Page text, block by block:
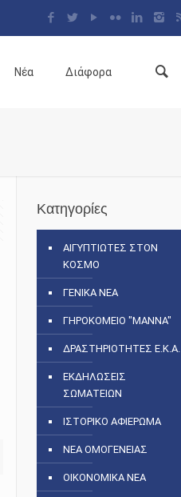
Νέα Διάφορα
Κατηγορίες
ΑΙΓΥΠΤΙΩΤΕΣ ΣΤΟΝ
ΚΟΣΜΟ
ΓΕΝΙΚΑ ΝΕΑ
ΓΗΡΟΚΟΜΕΙΟ "ΜΑΝΝΑ"
ΔΡΑΣΤΗΡΙΟΤΗΤΕΣ Ε.Κ.Α.
ΕΚΔΗΛΩΣΕΙΣ
ΣΩΜΑΤΕΙΩΝ
ΙΣΤΟΡΙΚΟ ΑΦΙΕΡΩΜΑ
ΝΕΑ ΟΜΟΓΕΝΕΙΑΣ
ΟΙΚΟΝΟΜΙΚΑ ΝΕΑ